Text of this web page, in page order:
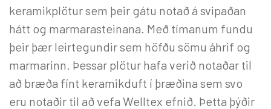
keramikplötur sem þeir gátu notað á svipaðan
hátt og marmarasteinana. Með tímanum fundu
þeir þær leirtegundir sem höfðu sömu áhrif og
marmarinn. Þessar plötur hafa verið notaðar til
að bræða fínt keramikduft í þræðina sem svo
eru notaðir til að vefa Welltex efnið. Þetta þýðir